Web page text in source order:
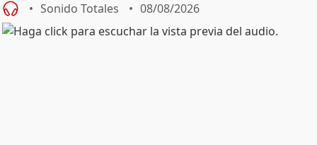
Sonido Totales 08/08/2026